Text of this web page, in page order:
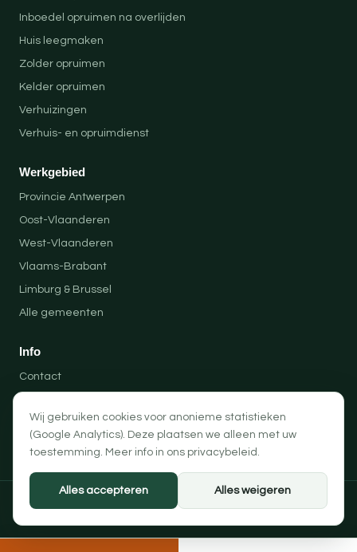
Inboedel opruimen na overlijden
Huis leegmaken
Zolder opruimen
Kelder opruimen
Verhuizingen
Verhuis- en opruimdienst
Werkgebied
Provincie Antwerpen
Oost-Vlaanderen
West-Vlaanderen
Vlaams-Brabant
Limburg & Brussel
Alle gemeenten
Info
Contact
Privacybeleid
Algemene voorwaarden
Wij gebruiken cookies voor anonieme statistieken
(Google Analytics). Deze plaatsen we alleen met uw
toestemming. Meer info in ons privacybeleid .
Alles accepteren Alles weigeren